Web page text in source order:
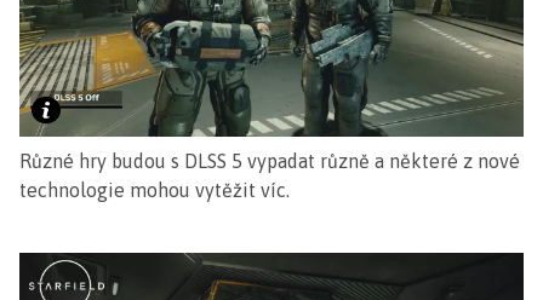
Různé hry budou s DLSS 5 vypadat různě a některé z nové
technologie mohou vytěžit víc.